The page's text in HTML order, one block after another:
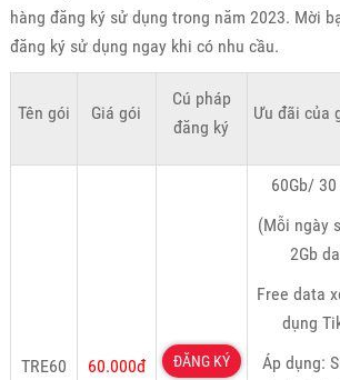
hàng đăng ký sử dụng trong năm 2023. Mời
đăng ký sử dụng ngay khi có nhu cầu.
Tên gói Giá gói
Cú pháp
đăng ký
Ưu đãi của
TRE60 60.000đ ĐĂNG KÝ
60Gb/
(Mỗi ngày
2Gb
Free data
dụng
Áp dụng: